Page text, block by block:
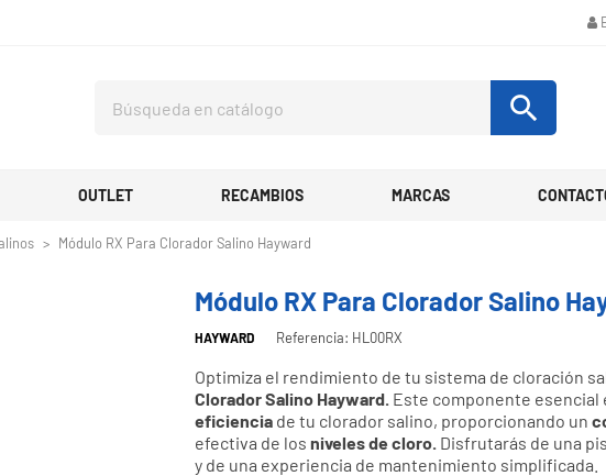

OUTLET RECAMBIOS MARCAS
Módulo RX Para Clorador Salino Hayward
Módulo RX Para Clorador Salino
HAYWARD Referencia: HL00RX
Optimiza el rendimiento de tu sistema de cloración
Clorador Salino Hayward. Este componente esencial
eficienciade tu clorador salino, proporcionando un
efectiva de los niveles de cloro. Disfrutarás de una
y de una experiencia de mantenimiento simplificada.